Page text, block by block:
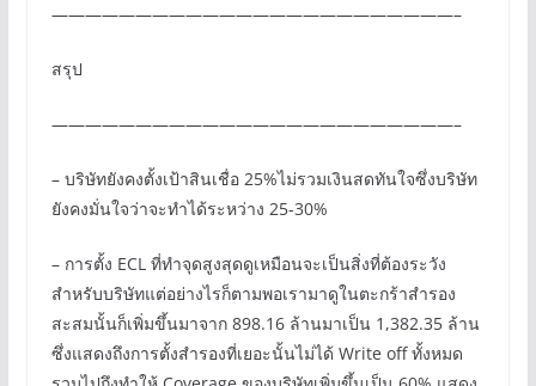
————————————————————————–
สรุป
————————————————————————–
– บริษัทยังคงตั้งเป้าสินเชื่อ 25%ไม่รวมเงินสดทันใจซึ่งบริษัท
ยังคงมั่นใจว่าจะทำได้ระหว่าง 25-30%
– การตั้ง ECL ที่ทำจุดสูงสุดดูเหมือนจะเป็นสิ่งที่ต้องระวัง
สำหรับบริษัทแต่อย่างไรก็ตามพอเรามาดูในตะกร้าสำรอง
สะสมนั้นก็เพิ่มขึ้นมาจาก 898.16 ล้านมาเป็น 1,382.35 ล้าน
ซึ่งแสดงถึงการตั้งสำรองที่เยอะนั้นไม่ได้ Write off ทั้งหมด